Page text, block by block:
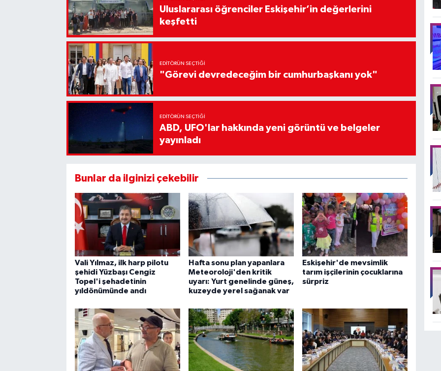
Uluslararası öğrenciler Eskişehir’in değerlerini
keşfetti
EDITÖRÜN SEÇTIĞI
"Görevi devredeceğim bir cumhurbaşkanı yok"
EDITÖRÜN SEÇTIĞI
ABD, UFO'lar hakkında yeni görüntü ve belgeler
yayınladı
Bunlar da ilginizi çekebilir
Vali Yılmaz, ilk harp pilotu
şehidi Yüzbaşı Cengiz
Topel'i şehadetinin
yıldönümünde andı
Hafta sonu plan yapanlara
Meteoroloji'den kritik
uyarı: Yurt genelinde güneş,
kuzeyde yerel sağanak var
Eskişehir'de mevsimlik
tarım işçilerinin çocuklarına
sürpriz